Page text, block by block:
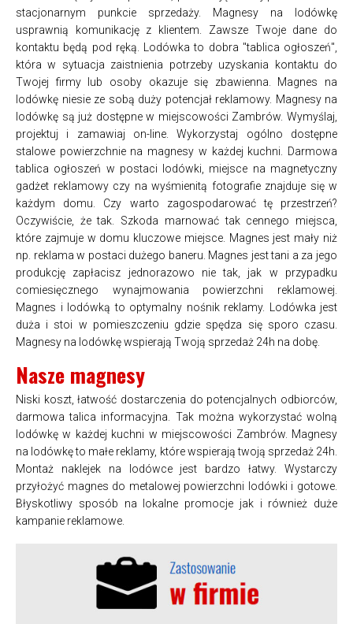
stacjonarnym punkcie sprzedaży. Magnesy na lodówkę
usprawnią komunikację z klientem. Zawsze Twoje dane do
kontaktu będą pod ręką. Lodówka to dobra "tablica ogłoszeń",
która w sytuacja zaistnienia potrzeby uzyskania kontaktu do
Twojej firmy lub osoby okazuje się zbawienna. Magnes na
lodówkę niesie ze sobą duży potencjał reklamowy. Magnesy na
lodówkę są już dostępne w miejscowości Zambrów. Wymyślaj,
projektuj i zamawiaj on-line. Wykorzystaj ogólno dostępne
stalowe powierzchnie na magnesy w każdej kuchni. Darmowa
tablica ogłoszeń w postaci lodówki, miejsce na magnetyczny
gadżet reklamowy czy na wyśmienitą fotografie znajduje się w
każdym domu. Czy warto zagospodarować tę przestrzeń?
Oczywiście, że tak. Szkoda marnować tak cennego miejsca,
które zajmuje w domu kluczowe miejsce. Magnes jest mały niż
np. reklama w postaci dużego baneru. Magnes jest tani a za jego
produkcję zapłacisz jednorazowo nie tak, jak w przypadku
comiesięcznego wynajmowania powierzchni reklamowej.
Magnes i lodówką to optymalny nośnik reklamy. Lodówka jest
duża i stoi w pomieszczeniu gdzie spędza się sporo czasu.
Magnesy na lodówkę wspierają Twoją sprzedaż 24h na dobę.
Nasze magnesy
Niski koszt, łatwość dostarczenia do potencjalnych odbiorców,
darmowa talica informacyjna. Tak można wykorzystać wolną
lodówkę w każdej kuchni w miejscowości Zambrów. Magnesy
na lodówkę to małe reklamy, które wspierają twoją sprzedaż 24h.
Montaż naklejek na lodówce jest bardzo łatwy. Wystarczy
przyłożyć magnes do metalowej powierzchni lodówki i gotowe.
Błyskotliwy sposób na lokalne promocje jak i również duże
kampanie reklamowe.